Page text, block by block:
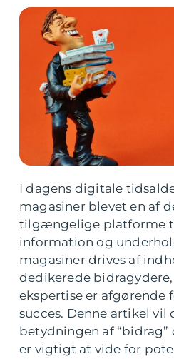
I dagens digitale
magasiner blevet en af
tilgængelige platforme
information og
magasiner drives af
dedikerede
ekspertise er afgørende
succes. Denne artikel vil
betydningen af
er vigtigt at vide for